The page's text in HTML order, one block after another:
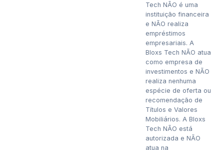
Tech NÃO é uma
instituição financeira
e NÃO realiza
empréstimos
empresariais. A
Bloxs Tech NÃO atua
como empresa de
investimentos e NÃO
realiza nenhuma
espécie de oferta ou
recomendação de
Títulos e Valores
Mobiliários. A Bloxs
Tech NÃO está
autorizada e NÃO
atua na